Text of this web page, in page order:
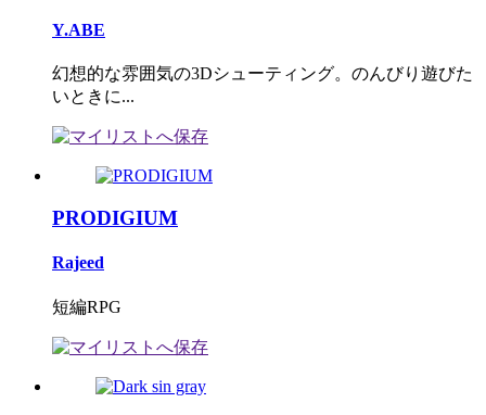
Y.ABE
幻想的な雰囲気の3Dシューティング。のんびり遊びた
いときに...
PRODIGIUM
Rajeed
短編RPG